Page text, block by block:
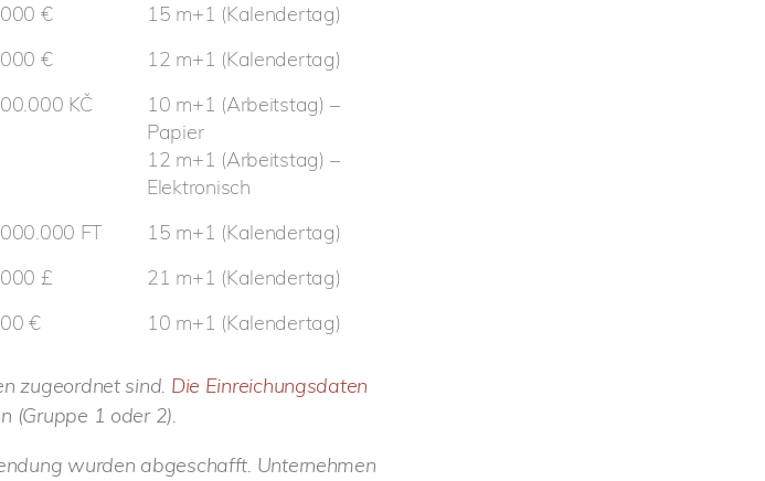
€
15 m+1 (Kalendertag)
€
12 m+1 (Kalendertag)
KČ
10 m+1 (Arbeitstag) –
Papier
12 m+1 (Arbeitstag) –
Elektronisch
FT
15 m+1 (Kalendertag)
£
21 m+1 (Kalendertag)
€ 10 m+1 (Kalendertag)
zugeordnet sind. Die Einreichungsdaten
(Gruppe 1 oder 2).
wurden abgeschafft. Unternehmen